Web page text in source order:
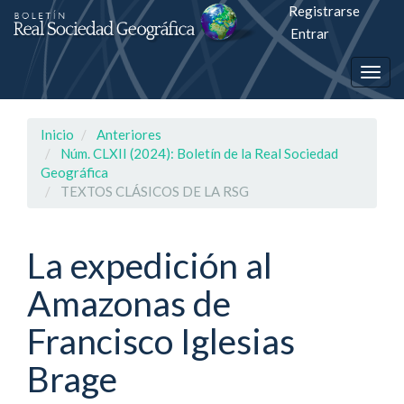
Salto
rápiso
a
página
Navegación
principal
Contenido
principal
Barra
lateral
Registrarse
Entrar
Inicio
Anteriores
Núm. CLXII (2024): Boletín de la Real Sociedad
Geográfica
TEXTOS CLÁSICOS DE LA RSG
La expedición al
Amazonas de
Francisco Iglesias
Brage